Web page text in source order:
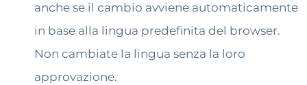
anche se il cambio avviene automaticamente
in base alla lingua predefinita del browser.
Non cambiate la lingua senza la loro
approvazione.